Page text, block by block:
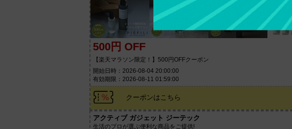
500円 OFF
【楽天マラソン限定！】500円OFFクーポン
開始日時：2026-08-04 20:00:00
有効期限：2026-08-11 01:59:00
クーポンはこちら
アクティブ ガジェット ジーテック
生活のプロが選ぶ便利な商品をご提供!